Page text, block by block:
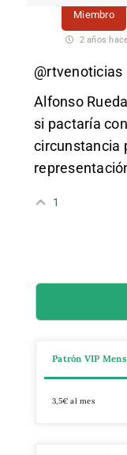
Miembro
2 años
@rtvenoticias
Alfonso
si pactaría
circunstancia
1
Patrón VIP
3,5€ al mes